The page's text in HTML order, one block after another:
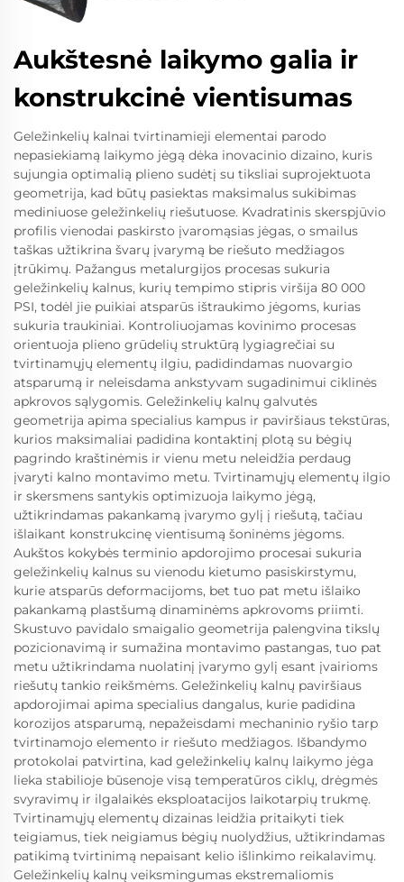
Aukštesnė laikymo galia ir
konstrukcinė vientisumas
Geležinkelių kalnai tvirtinamieji elementai parodo
nepasiekiamą laikymo jėgą dėka inovacinio dizaino, kuris
sujungia optimalią plieno sudėtį su tiksliai suprojektuota
geometrija, kad būtų pasiektas maksimalus sukibimas
mediniuose geležinkelių riešutuose. Kvadratinis skerspjūvio
profilis vienodai paskirsto įvaromąsias jėgas, o smailus
taškas užtikrina švarų įvarymą be riešuto medžiagos
įtrūkimų. Pažangus metalurgijos procesas sukuria
geležinkelių kalnus, kurių tempimo stipris viršija 80 000
PSI, todėl jie puikiai atsparūs ištraukimo jėgoms, kurias
sukuria traukiniai. Kontroliuojamas kovinimo procesas
orientuoja plieno grūdelių struktūrą lygiagrečiai su
tvirtinamųjų elementų ilgiu, padidindamas nuovargio
atsparumą ir neleisdama ankstyvam sugadinimui ciklinės
apkrovos sąlygomis. Geležinkelių kalnų galvutės
geometrija apima specialius kampus ir paviršiaus tekstūras,
kurios maksimaliai padidina kontaktinį plotą su bėgių
pagrindo kraštinėmis ir vienu metu neleidžia perdaug
įvaryti kalno montavimo metu. Tvirtinamųjų elementų ilgio
ir skersmens santykis optimizuoja laikymo jėgą,
užtikrindamas pakankamą įvarymo gylį į riešutą, tačiau
išlaikant konstrukcinę vientisumą šoninėms jėgoms.
Aukštos kokybės terminio apdorojimo procesai sukuria
geležinkelių kalnus su vienodu kietumo pasiskirstymu,
kurie atsparūs deformacijoms, bet tuo pat metu išlaiko
pakankamą plastšumą dinaminėms apkrovoms priimti.
Skustuvo pavidalo smaigalio geometrija palengvina tikslų
pozicionavimą ir sumažina montavimo pastangas, tuo pat
metu užtikrindama nuolatinį įvarymo gylį esant įvairioms
riešutų tankio reikšmėms. Geležinkelių kalnų paviršiaus
apdorojimai apima specialius dangalus, kurie padidina
korozijos atsparumą, nepažeisdami mechaninio ryšio tarp
tvirtinamojo elemento ir riešuto medžiagos. Išbandymo
protokolai patvirtina, kad geležinkelių kalnų laikymo jėga
lieka stabilioje būsenoje visą temperatūros ciklų, drėgmės
svyravimų ir ilgalaikės eksploatacijos laikotarpių trukmę.
Tvirtinamųjų elementų dizainas leidžia pritaikyti tiek
teigiamus, tiek neigiamus bėgių nuolydžius, užtikrindamas
patikimą tvirtinimą nepaisant kelio išlinkimo reikalavimų.
Geležinkelių kalnų veiksmingumas ekstremaliomis